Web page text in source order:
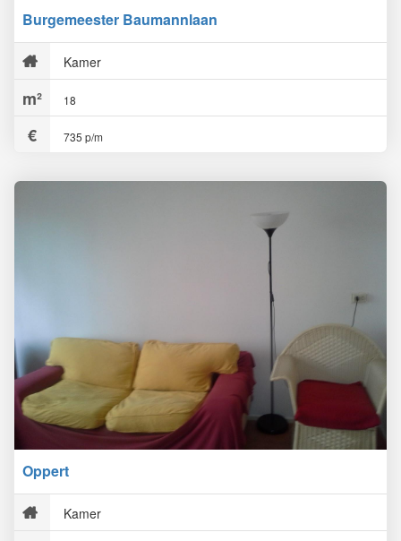
Burgemeester Baumannlaan
Kamer
18
735 p/m
Oppert
Kamer